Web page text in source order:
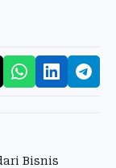
Bisnis